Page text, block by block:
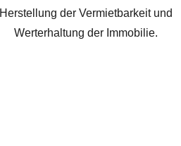
Herstellung der Vermietbarkeit und
Werterhaltung der Immobilie.